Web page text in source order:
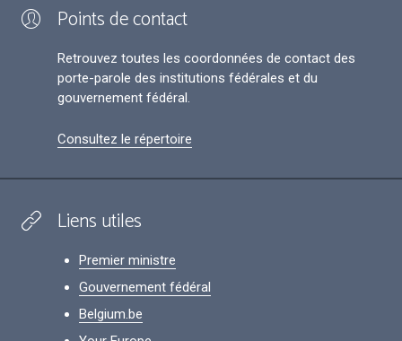
Points de contact
Retrouvez toutes les coordonnées de contact des
porte-parole des institutions fédérales et du
gouvernement fédéral.
Consultez le répertoire
Liens utiles
Premier ministre
Gouvernement fédéral
Belgium.be